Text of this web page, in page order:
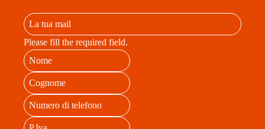
Please fill the required field.